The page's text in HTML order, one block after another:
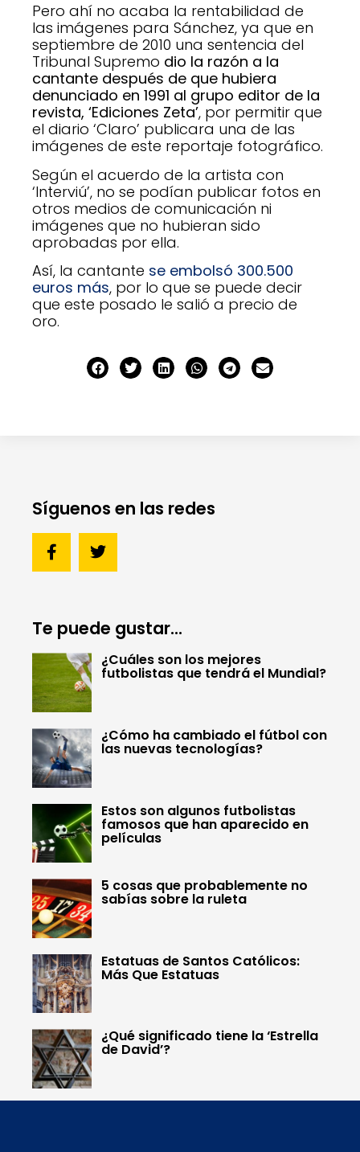
Pero ahí no acaba la rentabilidad de
las imágenes para Sánchez, ya que en
septiembre de 2010 una sentencia del
Tribunal Supremo dio la razón a la
cantante después de que hubiera
denunciado en 1991 al grupo editor de la
revista, ‘Ediciones Zeta’, por permitir que
el diario ‘Claro’ publicara una de las
imágenes de este reportaje fotográfico.
Según el acuerdo de la artista con
‘Interviú’, no se podían publicar fotos en
otros medios de comunicación ni
imágenes que no hubieran sido
aprobadas por ella.
Así, la cantante se embolsó 300.500
euros más, por lo que se puede decir
que este posado le salió a precio de
oro.
Síguenos en las redes
Te puede gustar...
¿Cuáles son los mejores
futbolistas que tendrá el Mundial?
¿Cómo ha cambiado el fútbol con
las nuevas tecnologías?
Estos son algunos futbolistas
famosos que han aparecido en
películas
5 cosas que probablemente no
sabías sobre la ruleta
Estatuas de Santos Católicos:
Más Que Estatuas
¿Qué significado tiene la ‘Estrella
de David’?